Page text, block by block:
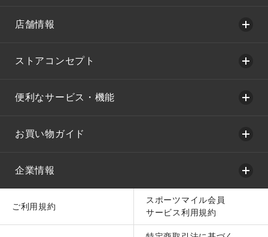
店舗情報
ストアコンセプト
便利なサービス・機能
お買い物ガイド
企業情報
ご利用規約
スポーツマイル会員
サービス利用規約